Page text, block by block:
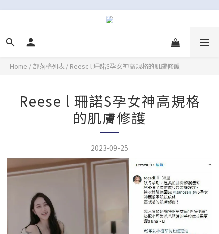
Home / 部落格列表 / Reese l 珊諾S孕女神高規格的肌膚修護
Reese l 珊諾S孕女神高規格
的肌膚修護
2023-09-25